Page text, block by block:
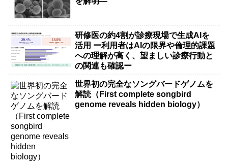
研修医の約4割が診療現場で生成AIを
活用 ー利用者はAIの限界や倫理的課題
への理解が高く、望ましい診療行動と
の関連も確認ー
世界初の完全なソングバードゲノムを
解読（First complete songbird
genome reveals hidden biology）